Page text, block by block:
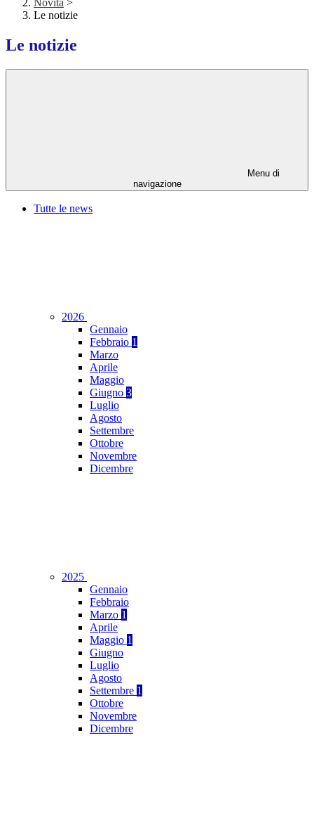
Novità >
Le notizie
Le notizie
Menu di
navigazione
Tutte le news
2026
Gennaio
Febbraio 1
Marzo
Aprile
Maggio
Giugno 3
Luglio
Agosto
Settembre
Ottobre
Novembre
Dicembre
2025
Gennaio
Febbraio
Marzo 1
Aprile
Maggio 1
Giugno
Luglio
Agosto
Settembre 1
Ottobre
Novembre
Dicembre